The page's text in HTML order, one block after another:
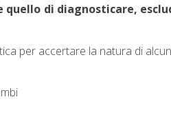
di diagnosticare,
per accertare la natura di